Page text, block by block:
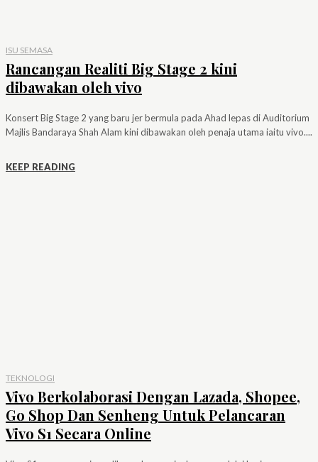
ISU SEMASA
Rancangan Realiti Big Stage 2 kini
dibawakan oleh vivo
Konsert Big Stage 2 yang baru jer bermula pada Ahad lepas di Auditorium
Majlis Bandaraya Shah Alam kini dibawakan oleh penaja utama iaitu vivo....
KEEP READING
TEKNOLOGI
Vivo Berkolaborasi Dengan Lazada, Shopee,
Go Shop Dan Senheng Untuk Pelancaran
Vivo S1 Secara Online